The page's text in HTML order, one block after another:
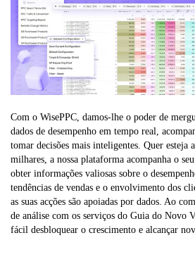
Com o WisePPC, damos-lhe o poder de
dados de desempenho em tempo real,
tomar decisões mais inteligentes. Quer esteja
milhares, a nossa plataforma acompanha o
obter informações valiosas sobre o
tendências de vendas e o envolvimento dos
as suas acções são apoiadas por dados. Ao
de análise com os serviços do Guia do Novo
fácil desbloquear o crescimento e alcançar